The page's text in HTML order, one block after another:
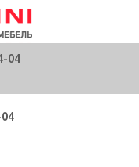
04
517-94-04
д. 36 стр.3